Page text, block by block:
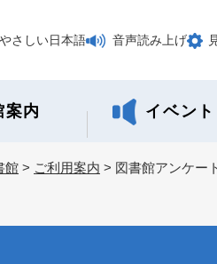
やさしい日本語 音声読み上げ
案内 イベン
館 > ご利用案内 > 図書館アンケー